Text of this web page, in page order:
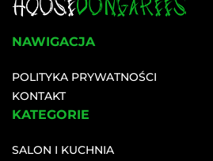
NAWIGACJA
POLITYKA PRYWATNOŚCI
KONTAKT
KATEGORIE
SALON I KUCHNIA